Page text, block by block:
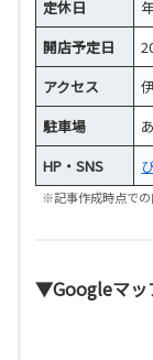
定休日
開店予定日
アクセス
駐車場
HP・SNS
※記事作成時点での
▼Googleマッ